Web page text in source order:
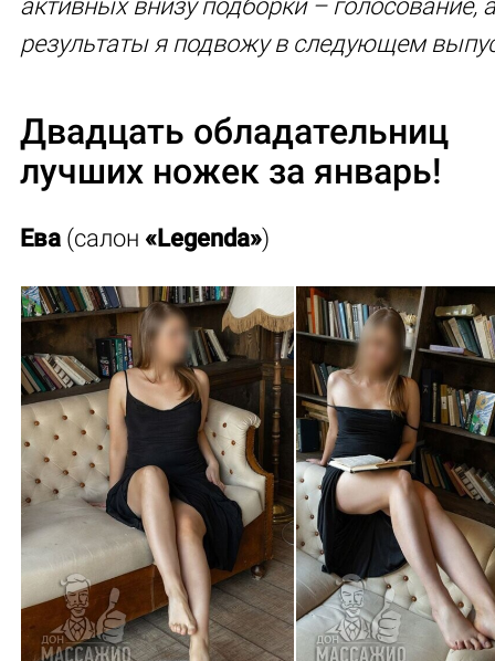
активных внизу подборки – голосование, а
результаты я подвожу в следующем
Двадцать обладательниц
лучших ножек за январь!
Ева (салон «Legenda»)